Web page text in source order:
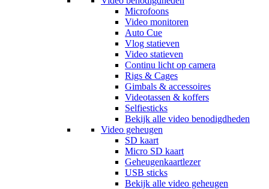
Microfoons
Video monitoren
Auto Cue
Vlog statieven
Video statieven
Continu licht op camera
Rigs & Cages
Gimbals & accessoires
Videotassen & koffers
Selfiesticks
Bekijk alle video benodigdheden
Video geheugen
SD kaart
Micro SD kaart
Geheugenkaartlezer
USB sticks
Bekijk alle video geheugen